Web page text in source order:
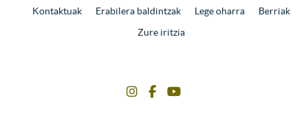
Kontaktuak Erabilera baldintzak Lege oharra
Berriak
Zure iritzia